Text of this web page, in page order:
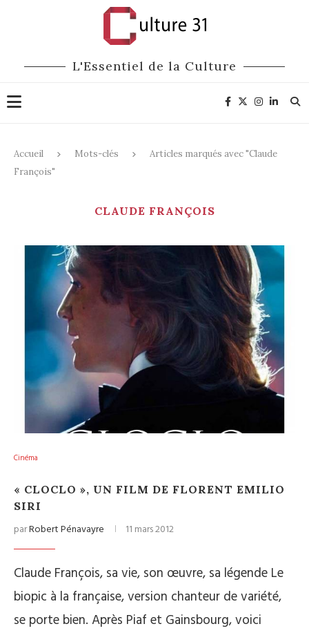
L'Essentiel de la Culture
Accueil Mots-clés
Articles marqués avec "Claude
François"
CLAUDE FRANÇOIS
Cinéma
« CLOCLO », UN FILM DE FLORENT EMILIO
SIRI
parRobert Pénavayre 11 mars 2012
Claude François, sa vie, son œuvre, sa légende Le
biopic à la française, version chanteur de variété,
se porte bien. Après Piaf et Gainsbourg, voici